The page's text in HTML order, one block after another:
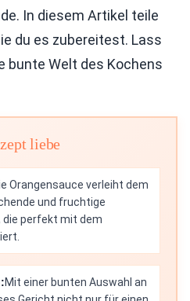
In diesem Artikel teile
du es zubereitest. Lass
bunte Welt des Kochens
liebe
Orangensauce verleiht dem
und fruchtige
perfekt mit dem
Mit einer bunten Auswahl an